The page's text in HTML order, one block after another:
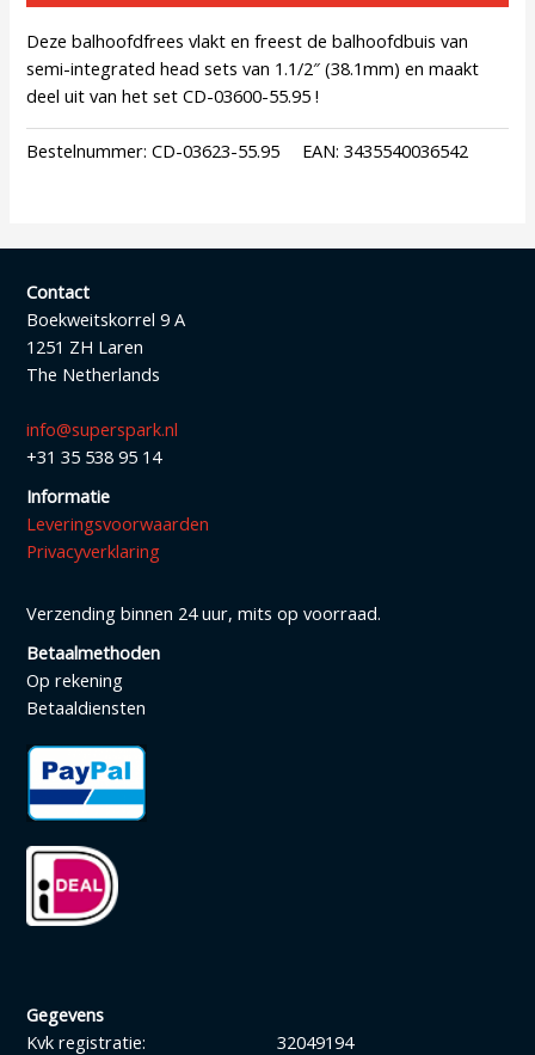
Deze balhoofdfrees vlakt en freest de balhoofdbuis van
semi-integrated head sets van 1.1/2″ (38.1mm) en maakt
deel uit van het set CD-03600-55.95 !
Bestelnummer:CD-03623-55.95 EAN:3435540036542
Contact
Boekweitskorrel 9 A
1251 ZH Laren
The Netherlands
info@superspark.nl
+31 35 538 95 14
Informatie
Leveringsvoorwaarden
Privacyverklaring
Verzending binnen 24 uur, mits op voorraad.
Betaalmethoden
Op rekening
Betaaldiensten
Gegevens
Kvk registratie:
32049194